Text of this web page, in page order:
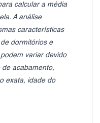
calcular a média
A análise
características
dormitórios e
variar devido
acabamento,
exata, idade do